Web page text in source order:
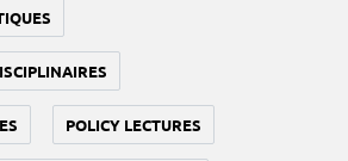
POLICY LECTURES